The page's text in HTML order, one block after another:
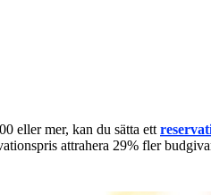
eller mer, kan du sätta ett
attrahera 29% fler